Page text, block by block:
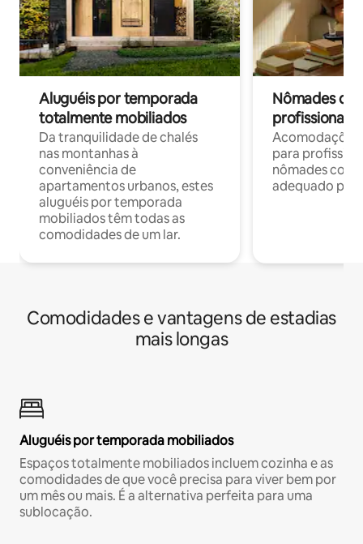
Aluguéis por temporada
totalmente mobiliados
Da tranquilidade de chalés
nas montanhas à
conveniência de
apartamentos urbanos, estes
aluguéis por temporada
mobiliados têm todas as
comodidades de um lar.
Nômades
profissionais
para
nômades com
adequado
Comodidades e vantagens de estadias
mais longas
Aluguéis por temporada mobiliados
Espaços totalmente mobiliados incluem cozinha e as
comodidades de que você precisa para viver bem por
um mês ou mais. É a alternativa perfeita para uma
sublocação.